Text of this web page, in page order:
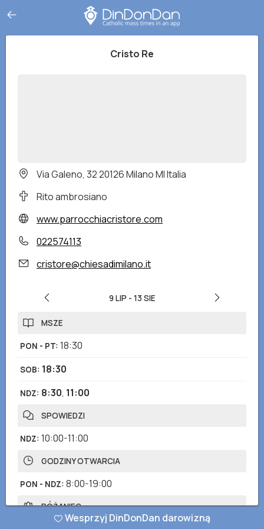
Cristo Re
Via Galeno, 32 20126 Milano MI Italia
Rito ambrosiano
www.parrocchiacristore.com
022574113
cristore@chiesadimilano.it
9 LIP - 13 SIE
MSZE
PON - PT: 18:30
SOB: 18:30
NDZ: 8:30, 11:00
SPOWIEDZI
NDZ: 10:00-11:00
GODZINY OTWARCIA
PON - NDZ: 8:00-19:00
RÓŻANIEC
Wesprzyj DinDonDan darowizną